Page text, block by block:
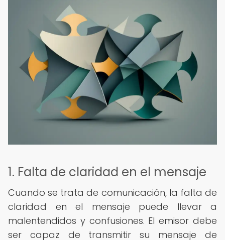
1. Falta de claridad en el mensaje
Cuando se trata de comunicación, la falta de
claridad en el mensaje puede llevar a
malentendidos y confusiones. El emisor debe
ser capaz de transmitir su mensaje de